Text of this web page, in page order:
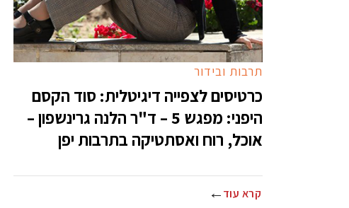
תרבות ובידור
כרטיסים לצפייה דיגיטלית: סוד הקסם
היפני: מפגש 5 – ד"ר הלנה גרינשפון –
אוכל, רוח ואסתטיקה בתרבות יפן
קרא עוד